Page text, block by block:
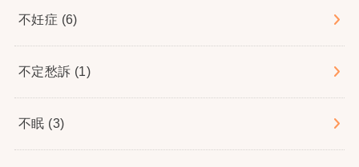
不妊症 (6)
不定愁訴 (1)
不眠 (3)